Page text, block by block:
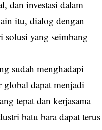
dan investasi dalam
itu, dialog dengan
yang seimbang
sudah menghadapi
global dapat menjadi
tepat dan kerjasama
batu bara dapat terus